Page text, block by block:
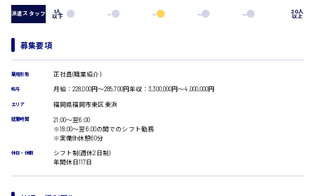
翻訳、通訳
IT・クリエイティブ系
DTPオペレーター
CADオペレーター
WEBデザイナー
プログラマー
カスタマーエンジニア
販売・サービス・フード系
経営企画
広島市安佐北区
広島市安芸区
派遣スタッフ 1人
以下
20人
以上
募集要項
雇用形態 正社員(職業紹介)
給与 月給：228,000円～285,700円年収：3,300,000円～4,000,000円
エリア 福岡県福岡市東区東浜
就業時間
21:00〜翌6:00
※18:00〜翌6:00の間でのシフト勤務
※実働8h休憩60分
休日・休暇
シフト制(週休2日制)
年間休日117日